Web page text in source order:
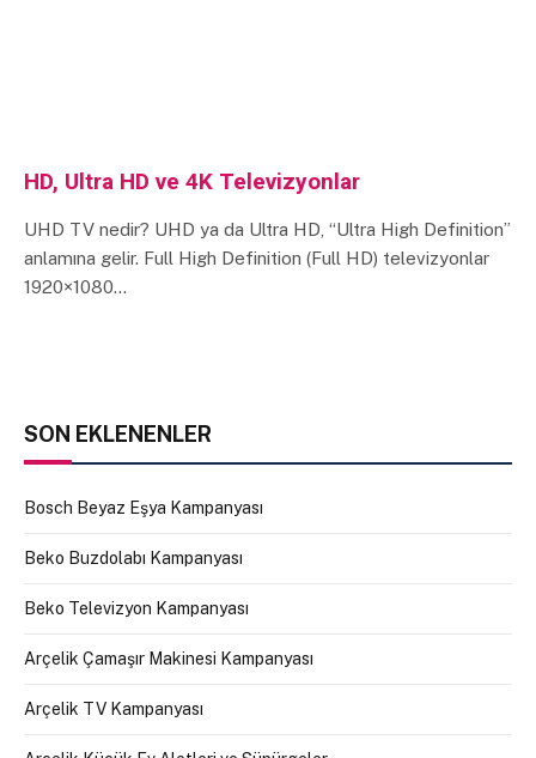
HD, Ultra HD ve 4K Televizyonlar
UHD TV nedir? UHD ya da Ultra HD, “Ultra High Definition”
anlamına gelir. Full High Definition (Full HD) televizyonlar
1920×1080…
SON EKLENENLER
Bosch Beyaz Eşya Kampanyası
Beko Buzdolabı Kampanyası
Beko Televizyon Kampanyası
Arçelik Çamaşır Makinesi Kampanyası
Arçelik TV Kampanyası